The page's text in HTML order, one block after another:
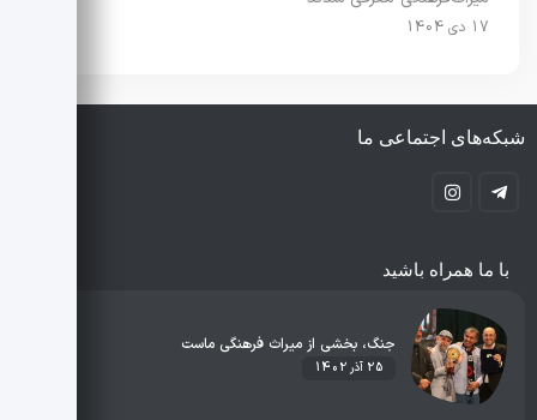
17 دی 1404
شبکه‌های اجتماعی ما
با ما همراه باشید
جنگ، بخشی از میراث فرهنگی ماست
25 آذر 1402